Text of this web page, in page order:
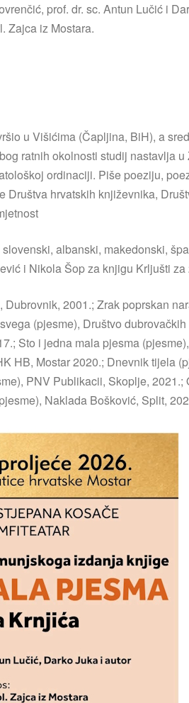
prof. dr. sc. Antun Lučić i
Zajca iz Mostara.
u Višićima (Čapljina, BiH), a
ratnih okolnosti studij nastavlja
ordinaciji. Piše poeziju,
hrvatskih književnika,
albanski, makedonski,
i Nikola Šop za knjigu Krljušti za
2001.; Zrak poprskan
(pjesme), Društvo
Sto i jedna mala pjesma
HB, Mostar 2020.; Dnevnik tijela
PNV Publikacii, Skoplje, 2021.;
Naklada Bošković, Split,